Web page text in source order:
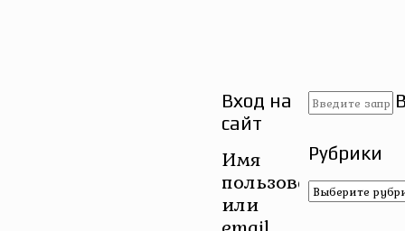
Вход на
сайт
Имя
пользователя
или
Рубрики
Рубрики